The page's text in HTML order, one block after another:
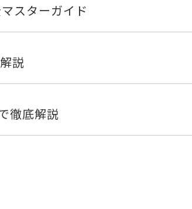
スターガイド
説
徹底解説